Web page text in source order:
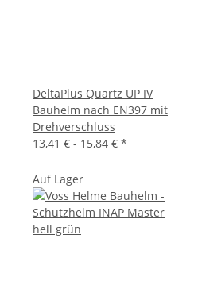
DeltaPlus Quartz UP IV
Bauhelm nach EN397 mit
Drehverschluss
13,41 € - 15,84 € *
Auf Lager